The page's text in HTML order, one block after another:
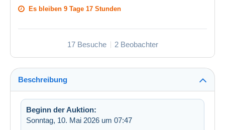
Es bleiben 9 Tage 17 Stunden
17 Besuche 2 Beobachter
Beschreibung
Beginn der Auktion:
Sonntag, 10. Mai 2026 um 07:47